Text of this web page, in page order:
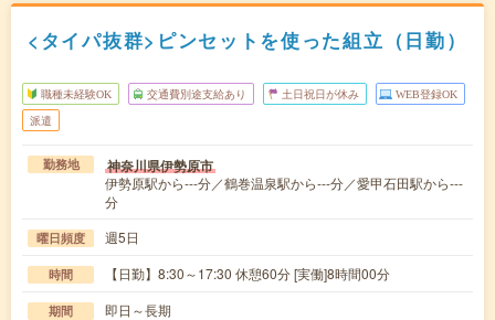
<タイパ抜群>ピンセットを使った組立（日勤）
職種未経験OK 交通費別途支給あり 土日祝日が休み WEB登録OK
派遣
勤務地 神奈川県伊勢原市
伊勢原駅から---分／鶴巻温泉駅から---分／愛甲石田駅から---
分
曜日頻度 週5日
時間 【日勤】8:30～17:30 休憩60分 [実働]8時間00分
期間 即日～長期